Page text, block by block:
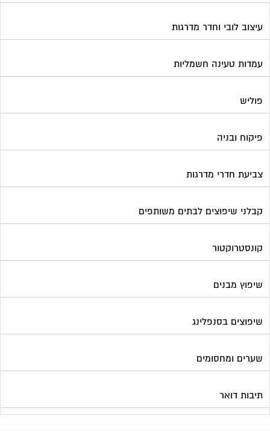
עיצוב לובי וחדר מדרגות
עמדות טעינה חשמליות
פוליש
פיקוח ובניה
צביעת חדרי מדרגות
קבלני שיפוצים לבתים משותפים
קונסטרוקטור
שיפוץ מבנים
שיפוצים בסנפלינג
שערים ומחסומים
תיבות דואר